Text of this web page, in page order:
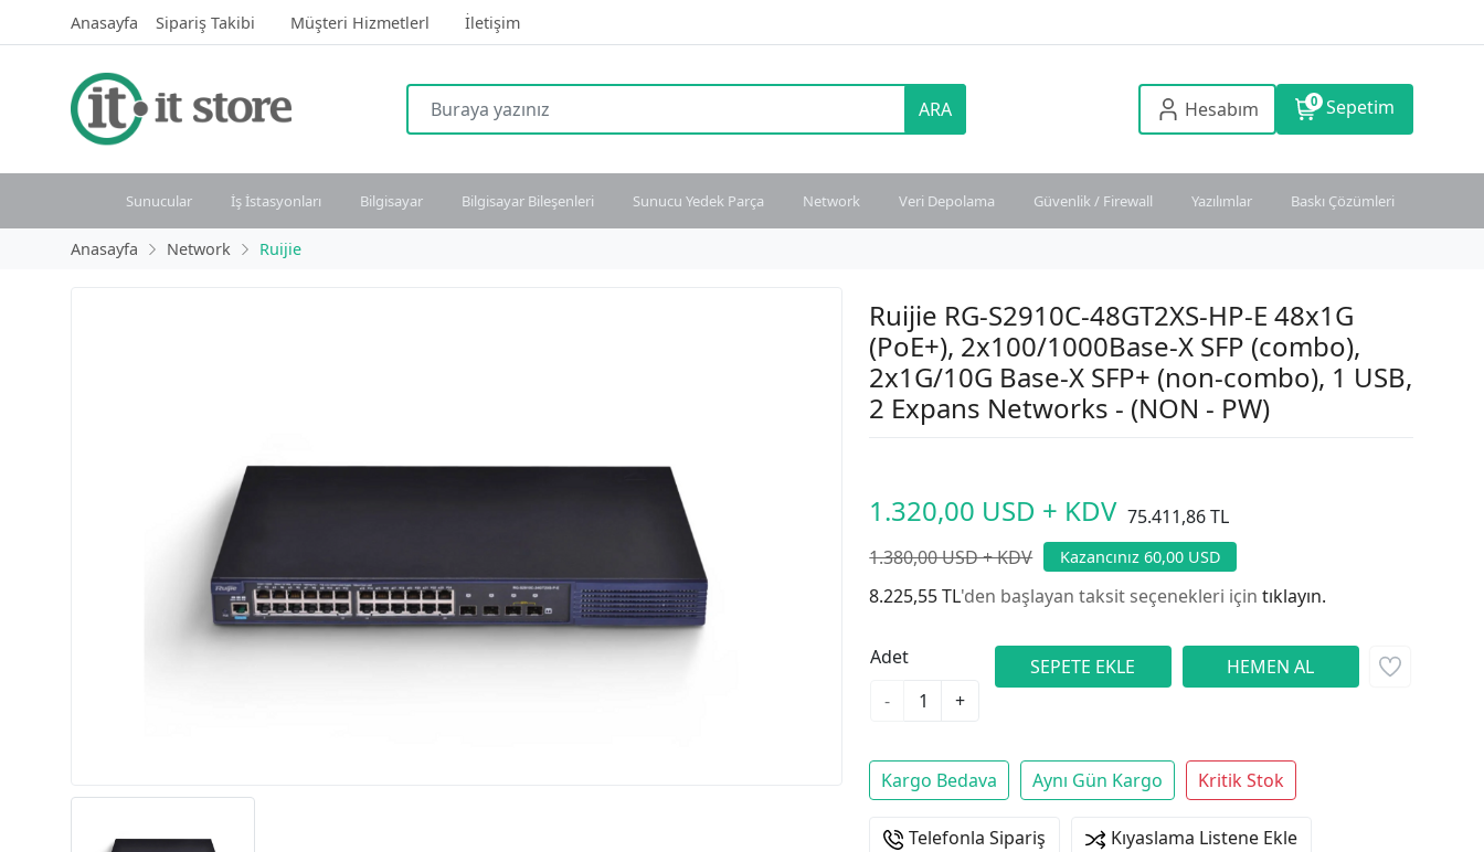
Anasayfa Sipariş Takibi Müşteri Hizmetlerl İletişim
ARA Hesabım 0 Sepetim
Sunucular İş İstasyonları Bilgisayar Bilgisayar Bileşenleri Sunucu Yedek Parça Network Veri Depolama Güvenlik / Firewall Yazılımlar Baskı Çözümleri
Anasayfa Network Ruijie
Ruijie RG-S2910C-48GT2XS-HP-E 48x1G
(PoE+), 2x100/1000Base-X SFP (combo),
2x1G/10G Base-X SFP+ (non-combo), 1 USB,
2 Expans Networks - (NON - PW)
75.411,86 TL
1.320,00 USD + KDV
1.380,00 USD + KDV Kazancınız 60,00 USD
8.225,55 TL'den başlayan taksit seçenekleri içintıklayın.
Adet
-
+
Kargo Bedava Aynı Gün Kargo Kritik Stok
Telefonla Sipariş Kıyaslama Listene Ekle